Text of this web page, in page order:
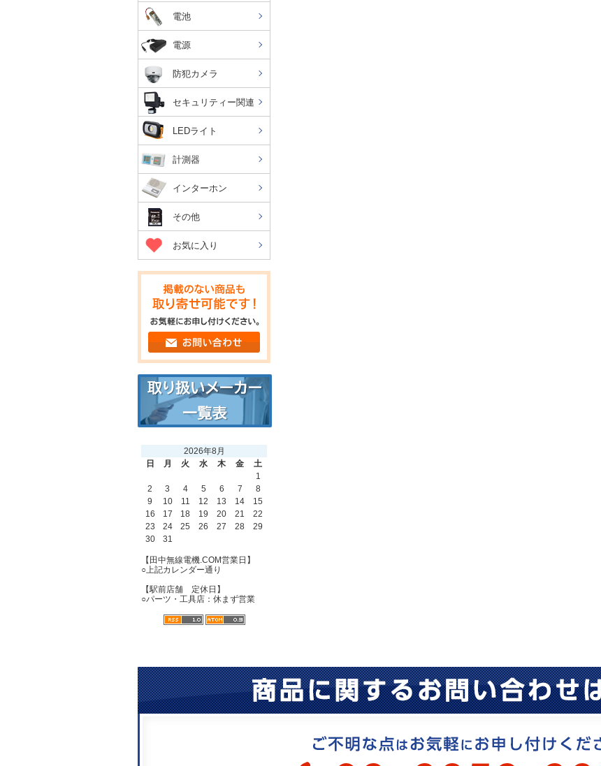
電池
電源
防犯カメラ
セキュリティー関連
LEDライト
計測器
インターホン
その他
お気に入り
2026年8月
日
月 火 水 木 金
土
1
2
3 4 5 6 7
8
9
10 11 12 13 14
15
16
17 18 19 20 21
22
23
24 25 26 27 28
29
30
31
【田中無線電機.COM営業日】
○上記カレンダー通り
【駅前店舗 定休日】
○パーツ・工具店：休まず営業